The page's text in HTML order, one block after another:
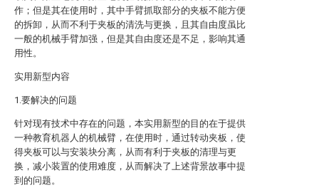
作；但是其在使用时，其中手臂抓取部分的夹板不能方便
的拆卸，从而不利于夹板的清洗与更换，且其自由度虽比
一般的机械手臂加强，但是其自由度还是不足，影响其通
用性。
实用新型内容
1.要解决的问题
针对现有技术中存在的问题，本实用新型的目的在于提供
一种教育机器人的机械臂，在使用时，通过转动夹板，使
得夹板可以与安装块分离，从而有利于夹板的清理与更
换，减小装置的使用难度，从而解决了上述背景故事中提
到的问题。